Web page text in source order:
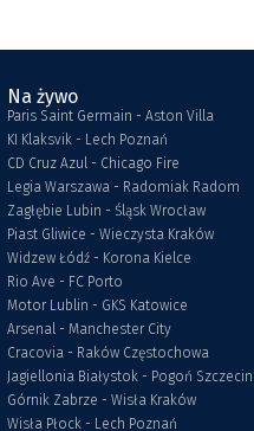
Na żywo
Paris Saint Germain - Aston Villa
KI Klaksvik - Lech Poznań
CD Cruz Azul - Chicago Fire
Legia Warszawa - Radomiak Radom
Zagłębie Lubin - Śląsk Wrocław
Piast Gliwice - Wieczysta Kraków
Widzew Łódź - Korona Kielce
Rio Ave - FC Porto
Motor Lublin - GKS Katowice
Arsenal - Manchester City
Cracovia - Raków Częstochowa
Jagiellonia Białystok - Pogoń Szczecin
Górnik Zabrze - Wisła Kraków
Wisła Płock - Lech Poznań